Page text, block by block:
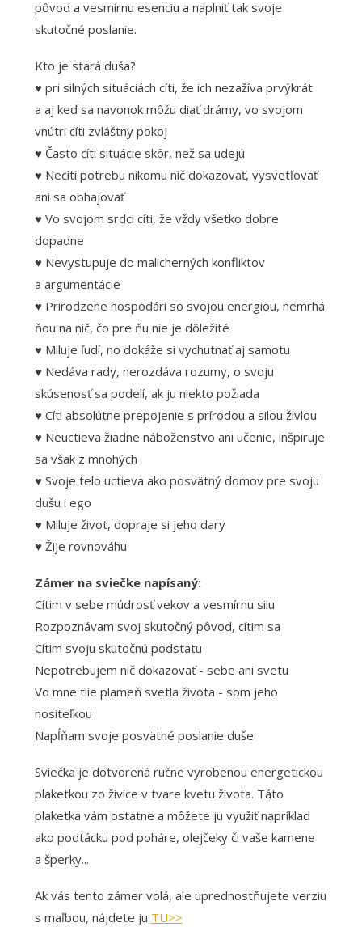
pôvod a vesmírnu esenciu a naplniť tak svoje
skutočné poslanie.
Kto je stará duša?
♥ pri silných situáciách cíti, že ich nezažíva prvýkrát
a aj keď sa navonok môžu diať drámy, vo svojom
vnútri cíti zvláštny pokoj
♥ Často cíti situácie skôr, než sa udejú
♥ Necíti potrebu nikomu nič dokazovať, vysvetľovať
ani sa obhajovať
♥ Vo svojom srdci cíti, že vždy všetko dobre
dopadne
♥ Nevystupuje do malicherných konfliktov
a argumentácie
♥ Prirodzene hospodári so svojou energiou, nemrhá
ňou na nič, čo pre ňu nie je dôležité
♥ Miluje ľudí, no dokáže si vychutnať aj samotu
♥ Nedáva rady, nerozdáva rozumy, o svoju
skúsenosť sa podelí, ak ju niekto požiada
♥ Cíti absolútne prepojenie s prírodou a silou živlou
♥ Neuctieva žiadne náboženstvo ani učenie, inšpiruje
sa však z mnohých
♥ Svoje telo uctieva ako posvätný domov pre svoju
dušu i ego
♥ Miluje život, dopraje si jeho dary
♥ Žije rovnováhu
Zámer na sviečke napísaný:
Cítim v sebe múdrosť vekov a vesmírnu silu
Rozpoznávam svoj skutočný pôvod, cítim sa
Cítim svoju skutočnú podstatu
Nepotrebujem nič dokazovať - sebe ani svetu
Vo mne tlie plameň svetla života - som jeho
nositeľkou
Napĺňam svoje posvätné poslanie duše
Sviečka je dotvorená ručne vyrobenou energetickou
plaketkou zo živice v tvare kvetu života. Táto
plaketka vám ostatne a môžete ju využiť napríklad
ako podtácku pod poháre, olejčeky či vaše kamene
a šperky...
Ak vás tento zámer volá, ale uprednostňujete verziu
s maľbou, nájdete ju TU>>